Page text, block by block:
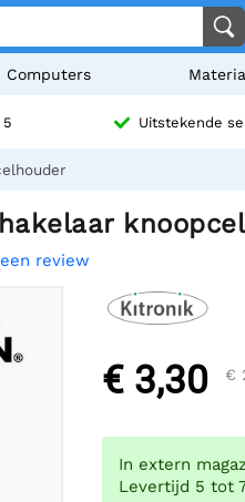
Computers
Uitstekende
review
€ 3,30 €
In extern
Levertijd 5 tot